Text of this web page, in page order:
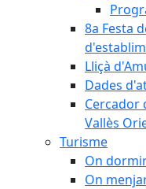
8a Festa
Lliçà
Dades
Cercador
Vallès
Turisme
On
On